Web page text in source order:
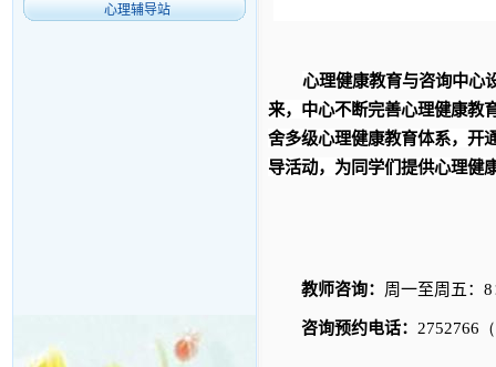
心理辅导站
心理健康教育与咨询中心
来，中心不断完善心理健康教
舍多级心理健康教育体系，开
导活动，为同学们提供心理健
教师咨询： 周一至周五： 8
咨询预约电话：2752766